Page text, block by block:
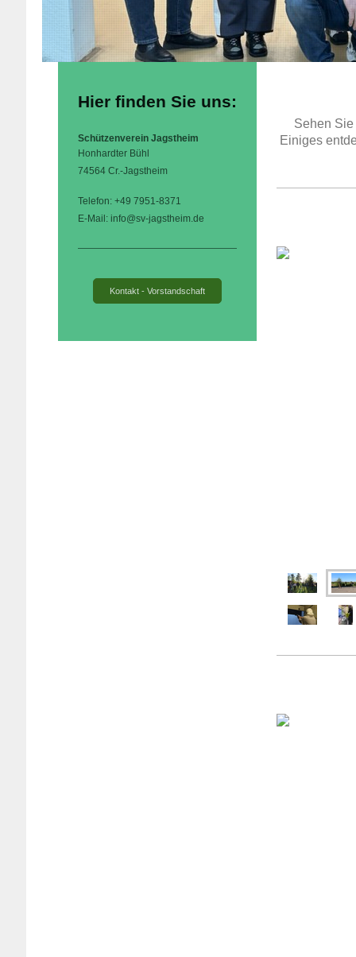
Sehen
Einiges
Hier finden Sie uns:
Schützenverein Jagstheim
Honhardter Bühl
74564 Cr.-Jagstheim
Telefon: +49 7951-8371
E-Mail: info@sv-jagstheim.de
Kontakt - Vorstandschaft